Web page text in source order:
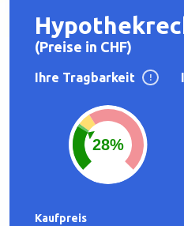
(Preise in CHF)
Ihre Tragbarkeit !
28%
Kaufpreis